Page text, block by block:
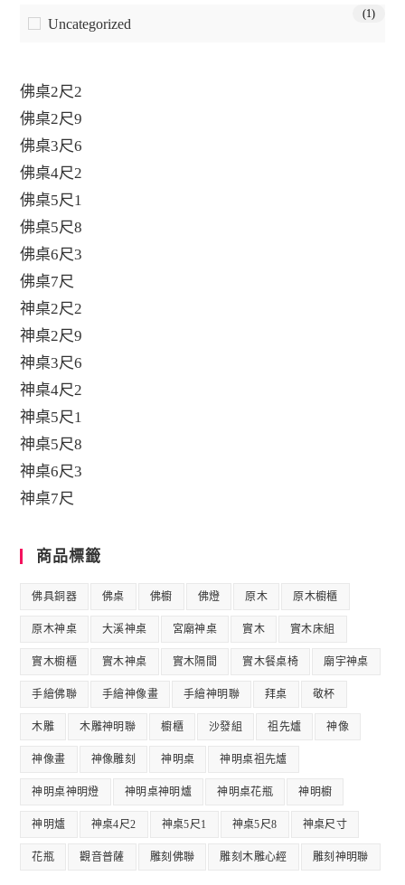
Uncategorized
(1)
佛桌2尺2
佛桌2尺9
佛桌3尺6
佛桌4尺2
佛桌5尺1
佛桌5尺8
佛桌6尺3
佛桌7尺
神桌2尺2
神桌2尺9
神桌3尺6
神桌4尺2
神桌5尺1
神桌5尺8
神桌6尺3
神桌7尺
商品標籤
佛具銅器 佛桌 佛櫥 佛燈 原木 原木櫥櫃
原木神桌 大溪神桌 宮廟神桌 實木 實木床組
實木櫥櫃 實木神桌 實木隔間 實木餐桌椅 廟宇神桌
手繪佛聯 手繪神像畫 手繪神明聯 拜桌 敬杯
木雕 木雕神明聯 櫥櫃 沙發組 祖先爐 神像
神像畫 神像雕刻 神明桌 神明桌祖先爐
神明桌神明燈 神明桌神明爐 神明桌花瓶 神明櫥
神明爐 神桌4尺2 神桌5尺1 神桌5尺8 神桌尺寸
花瓶 觀音普薩 雕刻佛聯 雕刻木雕心經 雕刻神明聯